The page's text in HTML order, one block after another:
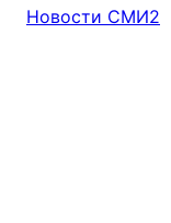
Новости СМИ2